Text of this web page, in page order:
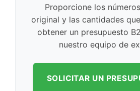
Proporcione los
original y las cantidades
obtener un presupuesto
nuestro equipo de
SOLICITAR UN